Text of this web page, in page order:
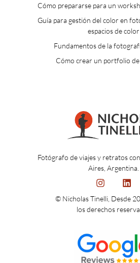
Fotógrafo de viajes y retratos
Aires, Argentina.
© Nicholas Tinelli, Desde
los derechos
Cómo prepararse para un
Guía para gestión del color en
espacios de color
Fundamentos de la
Cómo crear un portfolio